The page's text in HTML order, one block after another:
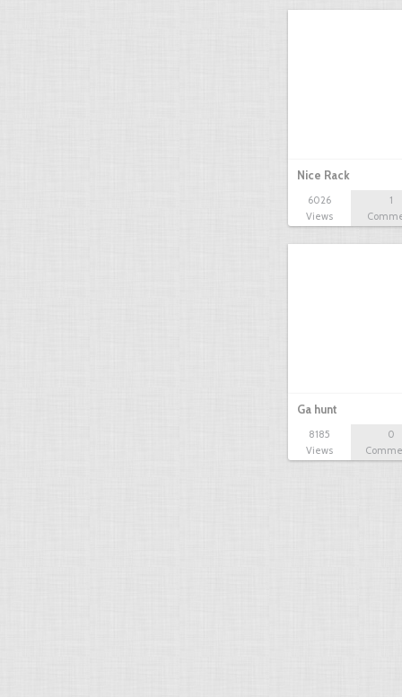
Nice Rack
6026
Views
1
Ga hunt
8185
Views
0